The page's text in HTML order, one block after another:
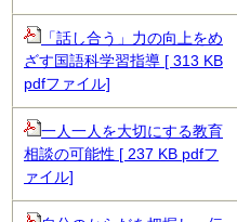
「話し合う」力の向上をめ
ざす国語科学習指導 [ 313 KB
pdfファイル]
一人一人を大切にする教育
相談の可能性 [ 237 KB pdfフ
ァイル]